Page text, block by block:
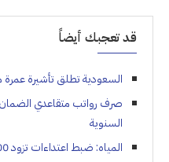
قد تعجبك أيضاً
السعودية تطلق تأشيرة عمرة
صرف رواتب متقاعدي الضمان
السنوية
المياه: ضبط اعتداءات تزود 100 منزل بشكل مخالف